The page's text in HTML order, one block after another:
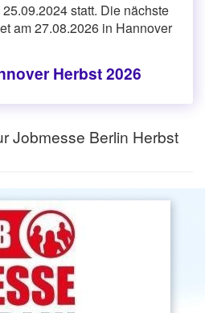
statt. Die nächste
am 27.08.2026 in Hannover
Herbst 2026
Jobmesse Berlin Herbst